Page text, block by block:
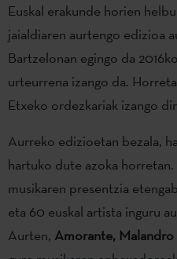
Euskal erakunde horien
jaialdiaren aurtengo edizioa
Bartzelonan egingo da
urteurrena izango da.
Etxeko ordezkariak izango
Aurreko edizioetan bezala,
hartuko dute azoka
musikaren presentzia
eta 60 euskal artista inguru
Aurten, Amorante,